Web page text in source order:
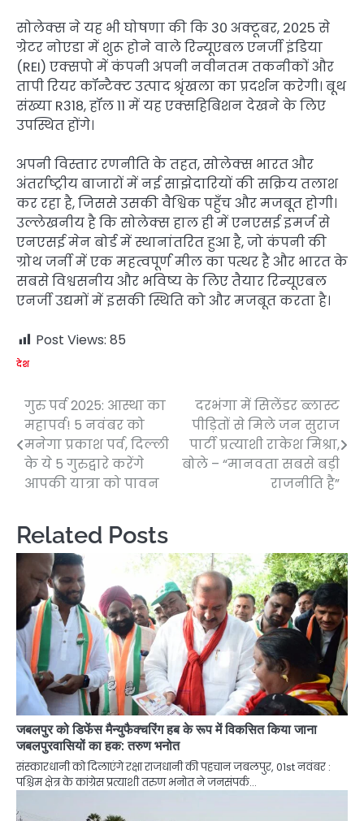
सोलेक्स ने यह भी घोषणा की कि 30 अक्टूबर, 2025 से
ग्रेटर नोएडा में शुरू होने वाले रिन्यूएबल एनर्जी इंडिया
(REI) एक्सपो में कंपनी अपनी नवीनतम तकनीकों और
तापी रियर कॉन्टैक्ट उत्पाद श्रृंखला का प्रदर्शन करेगी। बूथ
संख्या R318, हॉल 11 में यह एक्सहिबिशन देखने के लिए
उपस्थित होंगे।
अपनी विस्तार रणनीति के तहत, सोलेक्स भारत और
अंतर्राष्ट्रीय बाजारों में नई साझेदारियों की सक्रिय तलाश
कर रहा है, जिससे उसकी वैश्विक पहुँच और मजबूत होगी।
उल्लेखनीय है कि सोलेक्स हाल ही में एनएसई इमर्ज से
एनएसई मेन बोर्ड में स्थानांतरित हुआ है, जो कंपनी की
ग्रोथ जर्नी में एक महत्वपूर्ण मील का पत्थर है और भारत के
सबसे विश्वसनीय और भविष्य के लिए तैयार रिन्यूएबल
एनर्जी उद्यमों में इसकी स्थिति को और मजबूत करता है।
Post Views: 85
देश
Post
navigation
गुरु पर्व 2025: आस्था का
महापर्व! 5 नवंबर को
मनेगा प्रकाश पर्व, दिल्ली
के ये 5 गुरुद्वारे करेंगे
आपकी यात्रा को पावन
दरभंगा में सिलेंडर ब्लास्ट
पीड़ितों से मिले जन सुराज
पार्टी प्रत्याशी राकेश मिश्रा,
बोले – “मानवता सबसे बड़ी
राजनीति है”
Related Posts
जबलपुर को डिफेंस मैन्युफैक्चरिंग हब के रूप में विकसित किया जाना
जबलपुरवासियों का हक: तरुण भनोत
संस्कारधानी को दिलाएंगे रक्षा राजधानी की पहचान जबलपुर, 01st नवंबर :
पश्चिम क्षेत्र के कांग्रेस प्रत्याशी तरुण भनोत ने जनसंपर्क…